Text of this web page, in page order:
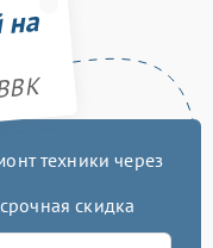
техники через
скидка